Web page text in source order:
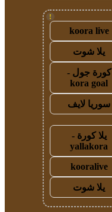
!
koora live
يلا شوت
كورة جول -
kora goal
سوريا لايف
يلا كورة -
yallakora
kooralive
يلا شوت